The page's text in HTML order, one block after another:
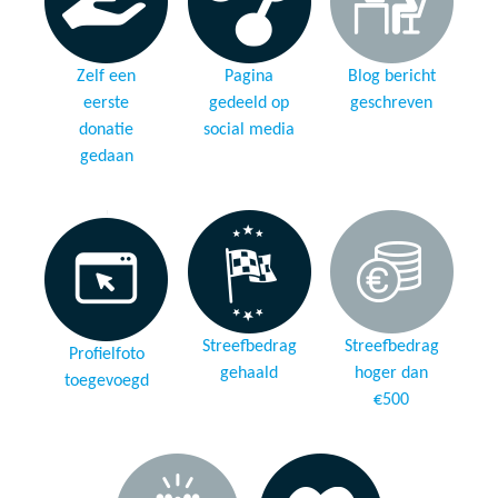
Zelf een
eerste
donatie
gedaan
Pagina
gedeeld op
social media
Blog bericht
geschreven
Profielfoto
toegevoegd
Streefbedrag
gehaald
Streefbedrag
hoger dan
€500